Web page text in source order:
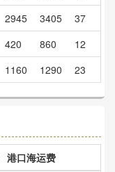
2945 3405
37
420 860
12
1160 1290 23
港口海运费